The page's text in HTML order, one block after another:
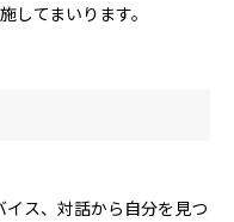
してまいります。
ス、対話から自分を見つ